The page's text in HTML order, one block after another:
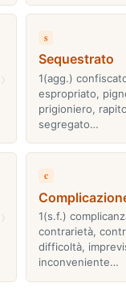
s
Sequestrato
1(agg.)
espropriato,
prigioniero,
segregato…
c
1(s.f.)
contrarietà,
difficoltà,
inconveniente…